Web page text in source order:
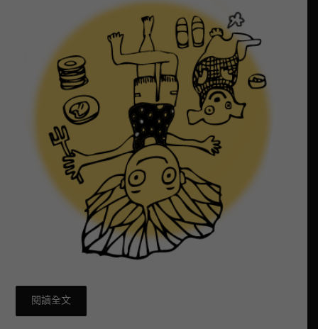
閱讀全文